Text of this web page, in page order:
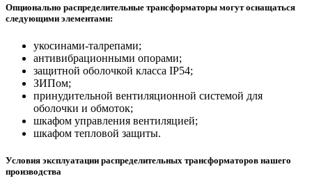
Опционально распределительные трансформаторы могут оснащаться
следующими элементами:
укосинами-талрепами;
антивибрационными опорами;
защитной оболочкой класса IP54;
ЗИПом;
принудительной вентиляционной системой для
оболочки и обмоток;
шкафом управления вентиляцией;
шкафом тепловой защиты.
Условия эксплуатации распределительных трансформаторов нашего
производства